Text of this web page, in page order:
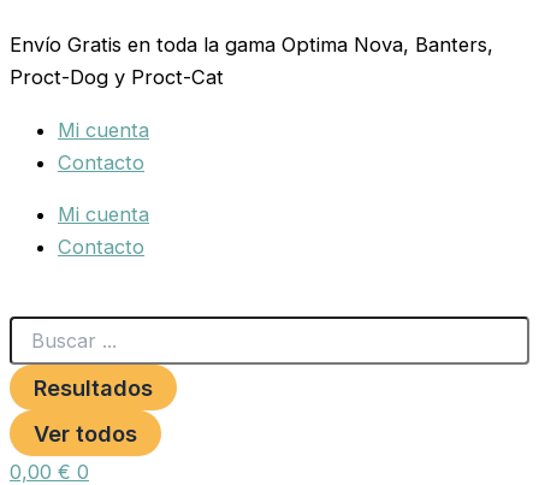
al
contenido
Envío Gratis en toda la gama Optima Nova, Banters,
Proct-Dog y Proct-Cat
Mi cuenta
Contacto
Mi cuenta
Contacto
...
Resultados
Ver todos
0,00 € 0
SENSITIVE
CORDERO
150gr.Optima
cantidad